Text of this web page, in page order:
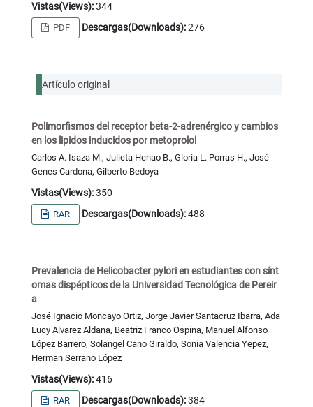
Vistas(Views):344
PDF Descargas(Downloads):276
Artículo original
Polimorfismos del receptor beta-2-adrenérgico y cambios
en los lipidos inducidos por metoprolol
Carlos A. Isaza M., Julieta Henao B., Gloria L. Porras H., José
Genes Cardona, Gilberto Bedoya
Vistas(Views):350
RAR Descargas(Downloads):488
Prevalencia de Helicobacter pylori en estudiantes con sínt
omas dispépticos de la Universidad Tecnológica de Pereir
a
José Ignacio Moncayo Ortiz, Jorge Javier Santacruz Ibarra, Ada
Lucy Alvarez Aldana, Beatriz Franco Ospina, Manuel Alfonso
López Barrero, Solangel Cano Giraldo, Sonia Valencia Yepez,
Herman Serrano López
Vistas(Views):416
RAR Descargas(Downloads):384